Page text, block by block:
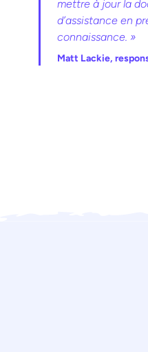
mettre à jour la
d’assistance en
connaissance. »
Matt Lackie,